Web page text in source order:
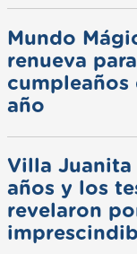
Mundo
renueva
cumpleaños
año
Villa
años y los
revelaron